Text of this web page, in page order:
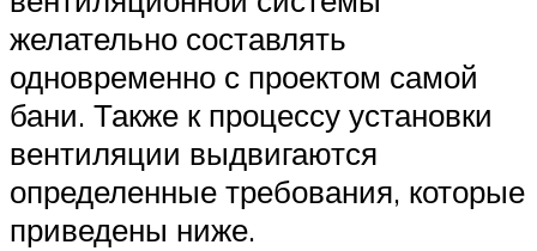
желательно составлять
одновременно с проектом самой
бани. Также к процессу установки
вентиляции выдвигаются
определенные требования, которые
приведены ниже.